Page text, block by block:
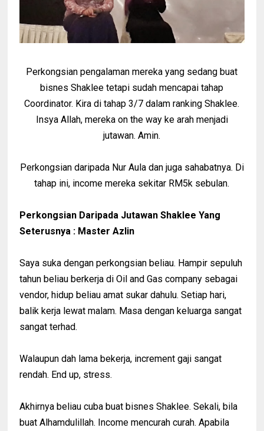
Perkongsian pengalaman mereka yang sedang buat
bisnes Shaklee tetapi sudah mencapai tahap
Coordinator. Kira di tahap 3/7 dalam ranking Shaklee.
Insya Allah, mereka on the way ke arah menjadi
jutawan. Amin.
Perkongsian daripada Nur Aula dan juga sahabatnya. Di
tahap ini, income mereka sekitar RM5k sebulan.
Perkongsian Daripada Jutawan Shaklee Yang
Seterusnya : Master Azlin
Saya suka dengan perkongsian beliau. Hampir sepuluh
tahun beliau berkerja di Oil and Gas company sebagai
vendor, hidup beliau amat sukar dahulu. Setiap hari,
balik kerja lewat malam. Masa dengan keluarga sangat
sangat terhad.
Walaupun dah lama bekerja, increment gaji sangat
rendah. End up, stress.
Akhirnya beliau cuba buat bisnes Shaklee. Sekali, bila
buat Alhamdulillah. Income mencurah curah. Apabila